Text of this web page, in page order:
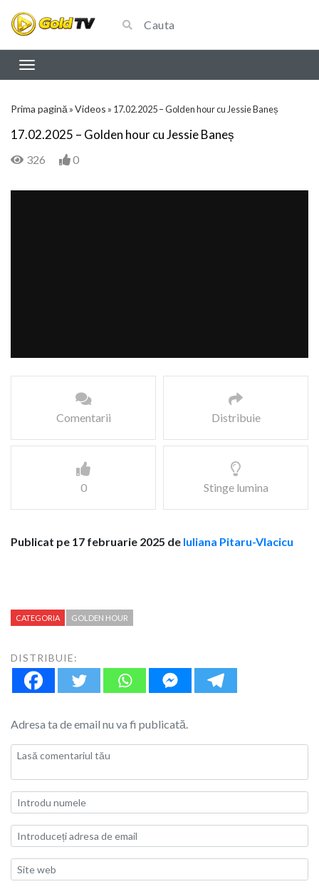
Prima pagină »Videos » 17.02.2025 – Golden hour cu Jessie Baneș
17.02.2025 – Golden hour cu Jessie Baneș
326 0
Comentarii Distribuie
0 Stinge lumina
Publicat pe 17 februarie 2025 de Iuliana Pitaru-Vlacicu
CATEGORIA GOLDEN HOUR
DISTRIBUIE:
Adresa ta de email nu va fi publicată.